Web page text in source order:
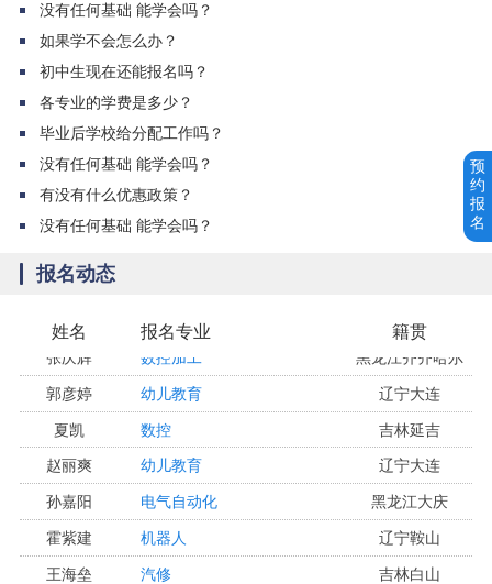
没有任何基础 能学会吗？
如果学不会怎么办？
初中生现在还能报名吗？
各专业的学费是多少？
毕业后学校给分配工作吗？
没有任何基础 能学会吗？
有没有什么优惠政策？
没有任何基础 能学会吗？
报名动态
姓名 报名专业 籍贯
郝博琦 数控加工
于晶微 电子商务
刘林宽 加工中心
付量 汽修
卢天一 计算机应用
康悦
张庆辉 数控加工 黑龙江齐齐哈尔
郭彦婷 幼儿教育 辽宁大连
夏凯 数控 吉林延吉
赵丽爽 幼儿教育 辽宁大连
孙嘉阳 电气自动化 黑龙江大庆
霍紫建 机器人 辽宁鞍山
王海垒 汽修 吉林白山
张家伟 数控 辽宁大连
预
约
报
名